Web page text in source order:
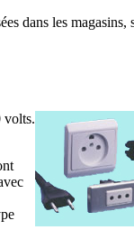
dans les
volts.